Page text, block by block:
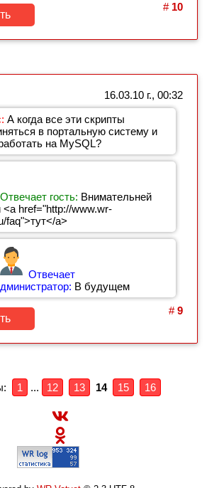
# 10
16.03.10 г., 00:32
А когда все эти скрипты
в портальную систему и
на MySQL?
Отвечает гость: Внимательней
<a href="http://www.wr-
faq">тут</a>
Отвечает
В будущем
#9
1 ... 12 13 14 15 16